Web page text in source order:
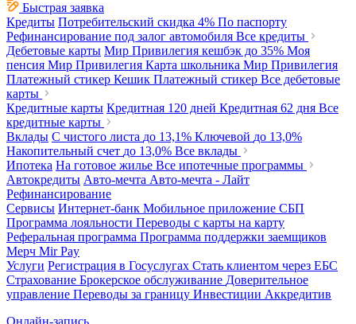
Быстрая заявка
Кредиты Потребительский скидка 4% По паспорту
Рефинансирование под залог автомобиля Все кредиты
Дебетовые карты Мир Привилегия кешбэк до 35% Моя
пенсия Мир Привилегия Карта школьника Мир Привилегия
Платежный стикер Кешик Платежный стикер Все дебетовые
карты
Кредитные карты Кредитная 120 дней Кредитная 62 дня Все
кредитные карты
Вклады С чистого листа до 13,1% Ключевой до 13,0%
Накопительный счет до 13,0% Все вклады
Ипотека На готовое жилье Все ипотечные программы
Автокредиты Авто-мечта Авто-мечта - Лайт
Рефинансирование
Сервисы Интернет-банк Мобильное приложение СБП
Программа лояльности Переводы с карты на карту
Реферальная программа Программа поддержки заемщиков
Мерч Mir Pay
Услуги Регистрация в Госуслугах Стать клиентом через ЕБС
Страхование Брокерское обслуживание Доверительное
управление Переводы за границу Инвестиции Аккредитив
Онлайн-запись